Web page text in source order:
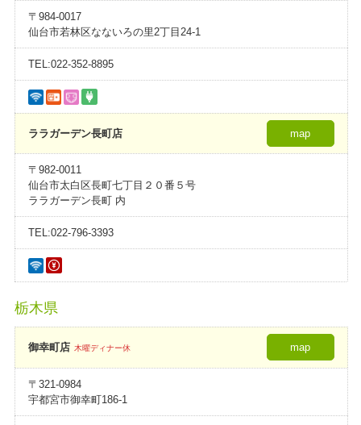
〒984-0017
仙台市若林区なないろの里2丁目24-1
TEL:022-352-8895
ララガーデン長町店 map
〒982-0011
仙台市太白区長町七丁目２０番５号
ララガーデン長町 内
TEL:022-796-3393
栃木県
御幸町店 木曜ディナー休 map
〒321-0984
宇都宮市御幸町186-1